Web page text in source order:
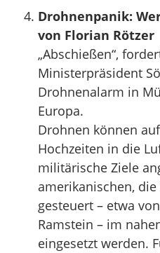
Drohnenpanik:
von Florian Rötzer
„Abschießen“,
Ministerpräsident
Drohnenalarm in
Europa.
Drohnen können
Hochzeiten in die
militärische Ziele
amerikanischen,
gesteuert – etwa
Ramstein – im
eingesetzt werden.